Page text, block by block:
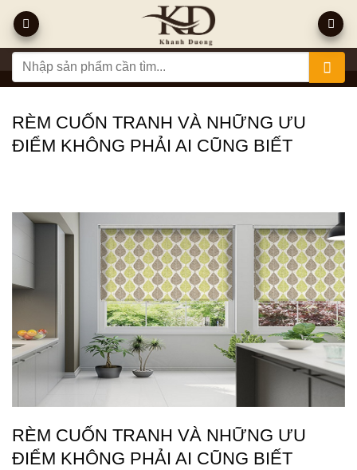
qua
nội
dung
Tìm
kiếm:
RÈM CUỐN TRANH VÀ NHỮNG ƯU
ĐIỂM KHÔNG PHẢI AI CŨNG BIẾT
RÈM CUỐN TRANH VÀ NHỮNG ƯU
ĐIỂM KHÔNG PHẢI AI CŨNG BIẾT